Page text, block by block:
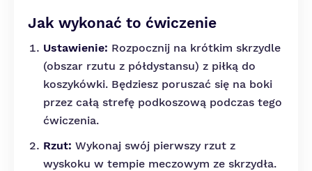
Jak wykonać to ćwiczenie
Ustawienie: Rozpocznij na krótkim skrzydle
(obszar rzutu z półdystansu) z piłką do
koszykówki. Będziesz poruszać się na boki
przez całą strefę podkoszową podczas tego
ćwiczenia.
Rzut: Wykonaj swój pierwszy rzut z
wyskoku w tempie meczowym ze skrzydła.